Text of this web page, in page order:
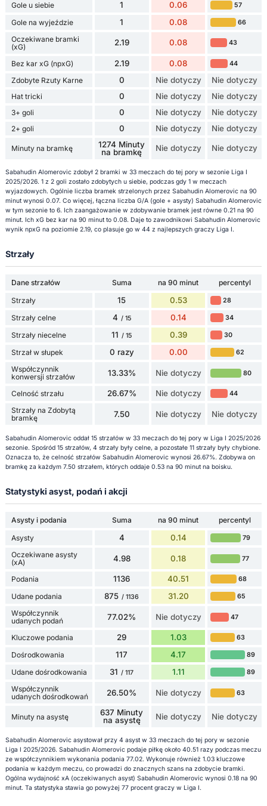
Gole u siebie 1 0.06 57
Gole na wyjeździe 1 0.08 66
Oczekiwane bramki
(xG)
2.19 0.08 43
Bez kar xG (npxG) 2.19 0.08 44
Zdobyte Rzuty Karne 0 Nie dotyczy Nie dotyczy
Hat tricki 0 Nie dotyczy Nie dotyczy
3+ goli 0 Nie dotyczy Nie dotyczy
2+ goli 0 Nie dotyczy Nie dotyczy
Minuty na bramkę
1274 Minuty
na bramkę
Nie dotyczy Nie dotyczy
Sabahudin Alomeroviс zdobył 2 bramki w 33 meczach do tej pory w sezonie Liga I
2025/2026. 1 z 2 goli zostało zdobytych u siebie, podczas gdy 1 w meczach
wyjazdowych. Ogólnie liczba bramek strzelonych przez Sabahudin Alomeroviс na 90
minut wynosi 0.07. Co więcej, łączna liczba G/A (gole + asysty) Sabahudin Alomeroviс
w tym sezonie to 6. Ich zaangażowanie w zdobywanie bramek jest równe 0.21 na 90
minut. Ich xG bez kar na 90 minut to 0.08. Daje to zawodnikowi Sabahudin Alomeroviс
wynik npxG na poziomie 2.19, co plasuje go w 44 z najlepszych graczy Liga I.
Strzały
Dane strzałów Suma na 90 minut
percentyl
Strzały
15 0.53 28
Strzały celne 4 / 15 0.14 34
Strzały niecelne 11 / 15 0.39 30
Strzał w słupek 0 razy 0.00 62
Współczynnik
konwersji strzałów
13.33% Nie dotyczy 80
Celność strzału 26.67% Nie dotyczy 44
Strzały na Zdobytą
bramkę
7.50 Nie dotyczy Nie dotyczy
Sabahudin Alomeroviс oddał 15 strzałów w 33 meczach do tej pory w Liga I 2025/2026
sezonie. Spośród 15 strzałów, 4 strzały były celne, a pozostałe 11 strzały były chybione.
Oznacza to, że celność strzałów Sabahudin Alomeroviс wynosi 26.67%. Zdobywa on
bramkę za każdym 7.50 strzałem, których oddaje 0.53 na 90 minut na boisku.
Statystyki asyst, podań i akcji
Asysty i podania Suma na 90 minut
percentyl
Asysty
4 0.14 79
Oczekiwane asysty
(xA)
4.98 0.18 77
Podania 1136 40.51 68
Udane podania 875 / 1136 31.20 65
Współczynnik
udanych podań
77.02% Nie dotyczy 47
Kluczowe podania 29 1.03 63
Dośrodkowania 117 4.17 89
Udane dośrodkowania 31 / 117 1.11 89
Współczynnik
udanych dośrodkowań
26.50% Nie dotyczy 63
Minuty na asystę
637 Minuty
na asystę
Nie dotyczy Nie dotyczy
Sabahudin Alomeroviс asystował przy 4 asyst w 33 meczach do tej pory w sezonie
Liga I 2025/2026. Sabahudin Alomeroviс podaje piłkę około 40.51 razy podczas meczu
ze współczynnikiem wykonania podania 77.02. Wykonuje również 1.03 kluczowe
podania w każdym meczu, co prowadzi do znacznych szans na zdobycie bramki.
Ogólna wydajność xA (oczekiwanych asyst) Sabahudin Alomeroviс wynosi 0.18 na 90
minut. Ta statystyka stawia go powyżej 77 procent graczy w Liga I.